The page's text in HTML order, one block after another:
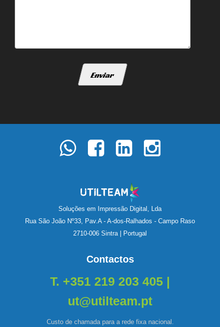
Soluções em Impressão Digital, Lda
Rua São João Nº33, Pav.A - A-dos-Ralhados - Campo Raso
2710-006 Sintra | Portugal
Contactos
T. +351 219 203 405 |
ut@utilteam.pt
Custo de chamada para a rede fixa nacional.